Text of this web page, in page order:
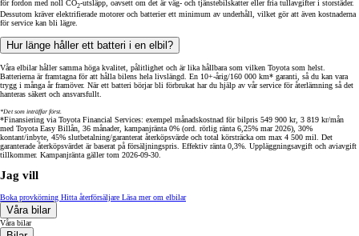
för fordon med noll CO2-utsläpp, oavsett om det är väg- och tjänstebilskatter eller fria tullavgifter i storstäder.
Dessutom kräver elektrifierade motorer och batterier ett minimum av underhåll, vilket gör att även kostnaderna
för service kan bli lägre.
Hur länge håller ett batteri i en elbil?
Våra elbilar håller samma höga kvalitet, pålitlighet och är lika hållbara som vilken Toyota som helst.
Batterierna är framtagna för att hålla bilens hela livslängd. En 10+-årig/160 000 km* garanti, så du kan vara
trygg i många år framöver. När ett batteri börjar bli förbrukat har du hjälp av vår service för återlämning så det
hanteras säkert och ansvarsfullt.
*Det som inträffar först.
*Finansiering via Toyota Financial Services: exempel månadskostnad för bilpris 549 900 kr, 3 819 kr/mån
med Toyota Easy Billån, 36 månader, kampanjränta 0% (ord. rörlig ränta 6,25% mar 2026), 30%
kontant/inbyte, 45% slutbetalning/garanterat återköpsvärde och total körsträcka om max 4 500 mil. Det
garanterade återköpsvärdet är baserat på försäljningspris. Effektiv ränta 0,3%. Uppläggningsavgift och aviavgift
tillkommer. Kampanjränta gäller tom 2026-09-30.
Jag vill
Boka provkörning Hitta återförsäljare Läsa mer om elbilar
Våra bilar
Våra bilar